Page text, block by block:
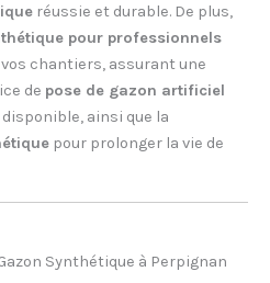
réussie et durable. De plus,
pour professionnels
chantiers, assurant une
de pose de gazon artificiel
ainsi que la
pour prolonger la vie de
Synthétique à Perpignan